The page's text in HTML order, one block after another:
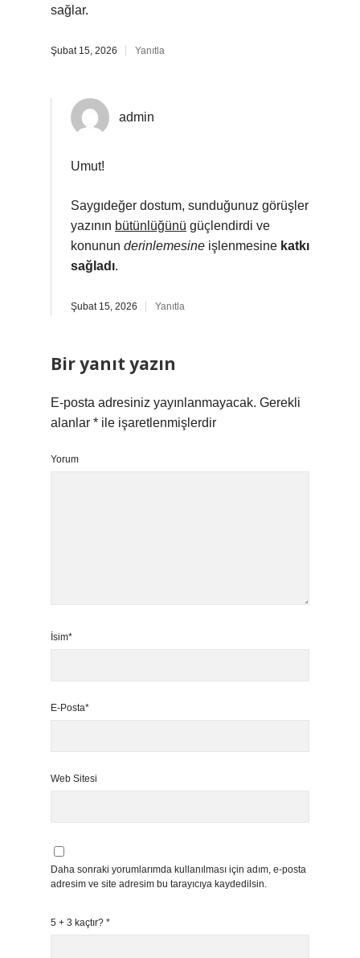
sağlar.
Şubat 15, 2026 Yanıtla
admin
Umut!
Saygıdeğer dostum, sunduğunuz görüşler
yazının bütünlüğünü güçlendirdi ve
konunun derinlemesine işlenmesine katkı
sağladı.
Şubat 15, 2026 Yanıtla
Bir yanıt yazın
E-posta adresiniz yayınlanmayacak. Gerekli
alanlar * ile işaretlenmişlerdir
Yorum
İsim*
E-Posta*
Web Sitesi
Daha sonraki yorumlarımda kullanılması için adım, e-posta
adresim ve site adresim bu tarayıcıya kaydedilsin.
5 + 3 kaçtır? *